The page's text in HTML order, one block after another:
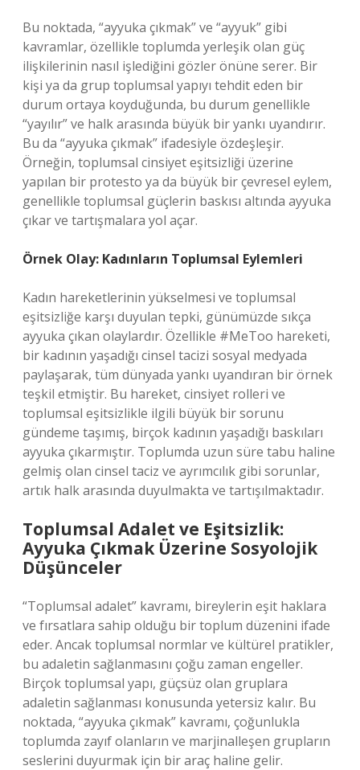
Bu noktada, “ayyuka çıkmak” ve “ayyuk” gibi
kavramlar, özellikle toplumda yerleşik olan güç
ilişkilerinin nasıl işlediğini gözler önüne serer. Bir
kişi ya da grup toplumsal yapıyı tehdit eden bir
durum ortaya koyduğunda, bu durum genellikle
“yayılır” ve halk arasında büyük bir yankı uyandırır.
Bu da “ayyuka çıkmak” ifadesiyle özdeşleşir.
Örneğin, toplumsal cinsiyet eşitsizliği üzerine
yapılan bir protesto ya da büyük bir çevresel eylem,
genellikle toplumsal güçlerin baskısı altında ayyuka
çıkar ve tartışmalara yol açar.
Örnek Olay: Kadınların Toplumsal Eylemleri
Kadın hareketlerinin yükselmesi ve toplumsal
eşitsizliğe karşı duyulan tepki, günümüzde sıkça
ayyuka çıkan olaylardır. Özellikle #MeToo hareketi,
bir kadının yaşadığı cinsel tacizi sosyal medyada
paylaşarak, tüm dünyada yankı uyandıran bir örnek
teşkil etmiştir. Bu hareket, cinsiyet rolleri ve
toplumsal eşitsizlikle ilgili büyük bir sorunu
gündeme taşımış, birçok kadının yaşadığı baskıları
ayyuka çıkarmıştır. Toplumda uzun süre tabu haline
gelmiş olan cinsel taciz ve ayrımcılık gibi sorunlar,
artık halk arasında duyulmakta ve tartışılmaktadır.
Toplumsal Adalet ve Eşitsizlik:
Ayyuka Çıkmak Üzerine Sosyolojik
Düşünceler
“Toplumsal adalet” kavramı, bireylerin eşit haklara
ve fırsatlara sahip olduğu bir toplum düzenini ifade
eder. Ancak toplumsal normlar ve kültürel pratikler,
bu adaletin sağlanmasını çoğu zaman engeller.
Birçok toplumsal yapı, güçsüz olan gruplara
adaletin sağlanması konusunda yetersiz kalır. Bu
noktada, “ayyuka çıkmak” kavramı, çoğunlukla
toplumda zayıf olanların ve marjinalleşen grupların
seslerini duyurmak için bir araç haline gelir.